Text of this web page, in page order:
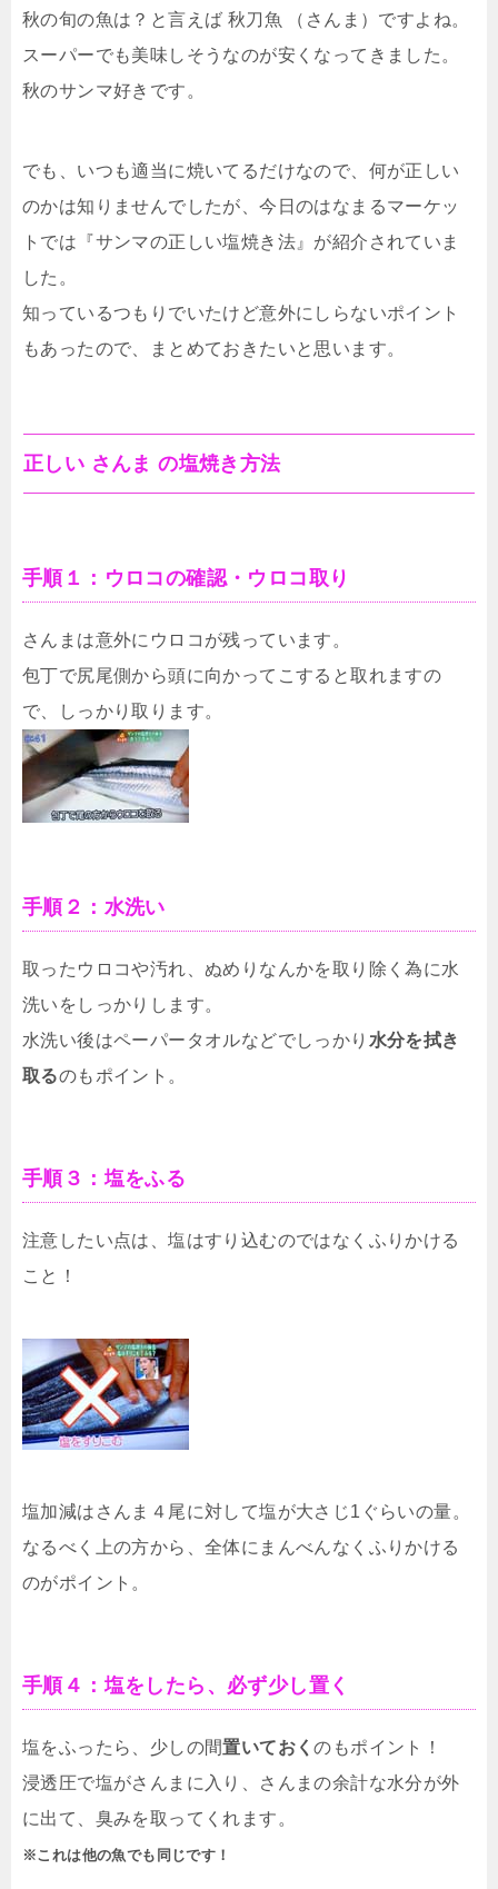
秋の旬の魚は？と言えば 秋刀魚 （さんま）ですよね。
スーパーでも美味しそうなのが安くなってきました。
秋のサンマ好きです。
でも、いつも適当に焼いてるだけなので、何が正しい
のかは知りませんでしたが、今日のはなまるマーケッ
トでは『サンマの正しい塩焼き法』が紹介されていま
した。
知っているつもりでいたけど意外にしらないポイント
もあったので、まとめておきたいと思います。
正しい さんま の塩焼き方法
手順１：ウロコの確認・ウロコ取り
さんまは意外にウロコが残っています。
包丁で尻尾側から頭に向かってこすると取れますの
で、しっかり取ります。
手順２：水洗い
取ったウロコや汚れ、ぬめりなんかを取り除く為に水
洗いをしっかりします。
水洗い後はペーパータオルなどでしっかり 水分を拭き
取るのもポイント。
手順３：塩をふる
注意したい点は、塩はすり込むのではなくふりかける
こと！
塩加減はさんま４尾に対して塩が大さじ1ぐらいの量。
なるべく上の方から、全体にまんべんなくふりかける
のがポイント。
手順４：塩をしたら、必ず少し置く
塩をふったら、少しの間置いておくのもポイント！
浸透圧で塩がさんまに入り、さんまの余計な水分が外
に出て、臭みを取ってくれます。
※これは他の魚でも同じです！